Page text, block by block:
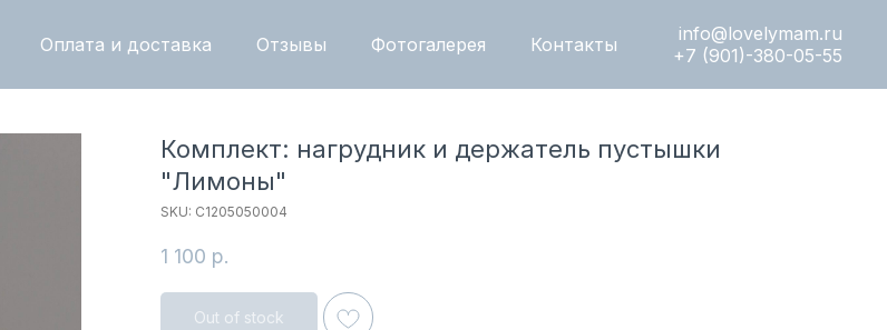
Оплата и доставка Отзывы Фотогалерея Контакты
info@lovelymam.ru
+7 (901)-380-05-55
Комплект: нагрудник и держатель пустышки
"Лимоны"
SKU: С1205050004
1 100 р.
Out of stock